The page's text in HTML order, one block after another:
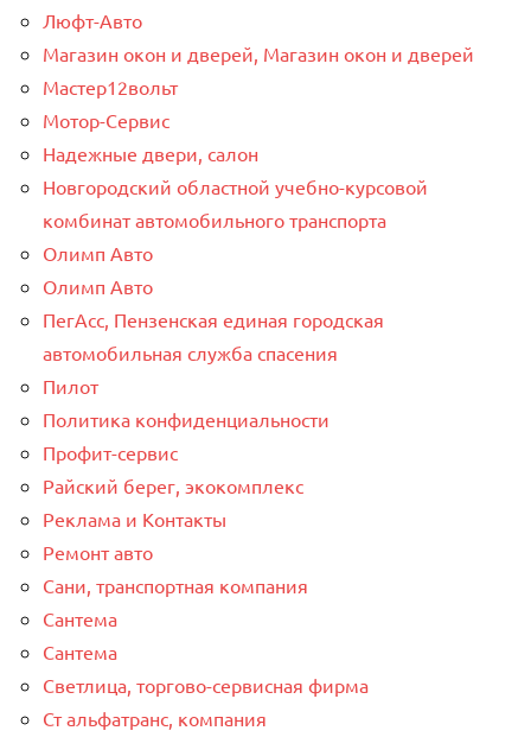
Люфт-Авто
Магазин окон и дверей, Магазин окон и дверей
Мастер12вольт
Мотор-Сервис
Надежные двери, салон
Новгородский областной учебно-курсовой
комбинат автомобильного транспорта
Олимп Авто
Олимп Авто
ПегАсс, Пензенская единая городская
автомобильная служба спасения
Пилот
Политика конфиденциальности
Профит-сервис
Райский берег, экокомплекс
Реклама и Контакты
Ремонт авто
Сани, транспортная компания
Сантема
Сантема
Светлица, торгово-сервисная фирма
Ст альфатранс, компания